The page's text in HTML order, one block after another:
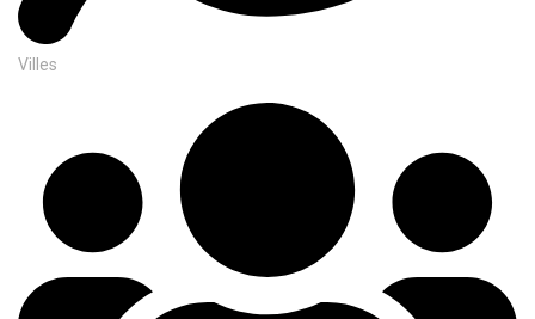
Villes